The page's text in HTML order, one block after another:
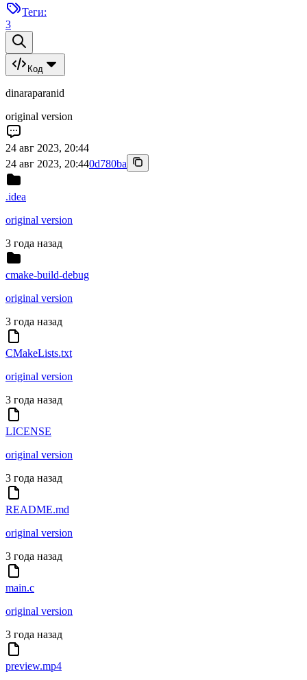
Теги:
3
Код
dinaraparanid
original version
24 авг 2023, 20:44
24 авг 2023, 20:440d780ba
.idea
original version
3 года назад
cmake-build-debug
original version
3 года назад
CMakeLists.txt
original version
3 года назад
LICENSE
original version
3 года назад
README.md
original version
3 года назад
main.c
original version
3 года назад
preview.mp4